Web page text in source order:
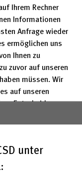
Ihrem Rechner
Informationen
Anfrage wieder
ermöglichen uns
Ihnen zu
zuvor auf unseren
müssen. Wir
auf unseren
Entscheidung
unter